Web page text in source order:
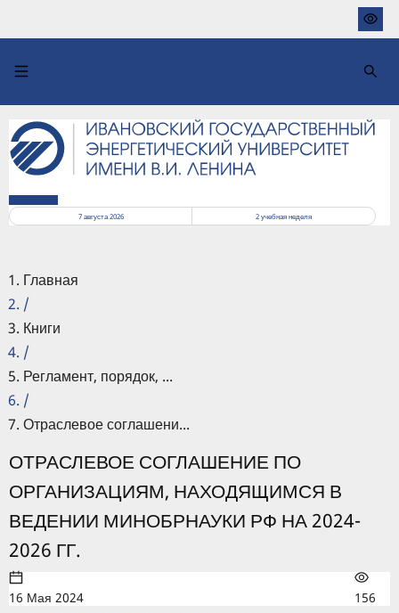
основному
7 августа 2026
2учебная неделя
Главная
/
Книги
/
Регламент, порядок, ...
/
Отраслевое соглашени...
ОТРАСЛЕВОЕ СОГЛАШЕНИЕ ПО
ОРГАНИЗАЦИЯМ, НАХОДЯЩИМСЯ В
ВЕДЕНИИ МИНОБРНАУКИ РФ НА 2024-
2026 ГГ.
16 Мая 2024 156